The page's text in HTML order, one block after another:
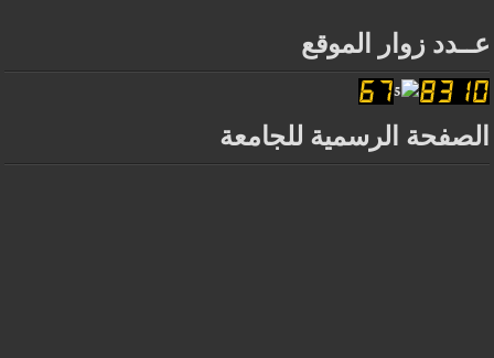
عــدد زوار الموقع
الصفحة الرسمية للجامعة